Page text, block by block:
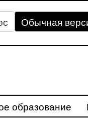
Обычная
образование